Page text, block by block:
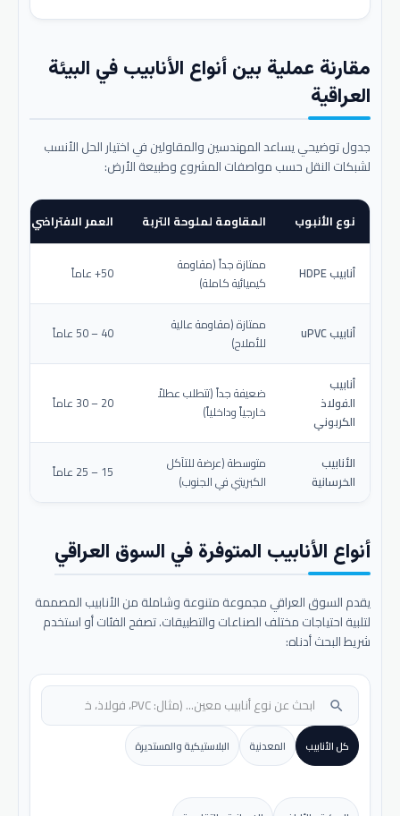
مقارنة عملية بين أنواع الأنابيب في البيئة
العراقية
جدول توضيحي يساعد المهندسين والمقاولين في اختيار الحل الأنسب
لشبكات النقل حسب مواصفات المشروع وطبيعة الأرض:
نوع الأنبوب المقاومة لملوحة التربة العمر الافتراضي
أنابيب HDPE
ممتازة جداً (مقاومة
كيميائية كاملة)
50+ عاماً
أنابيب uPVC
ممتازة (مقاومة عالية
للأملاح)
40 – 50 عاماً
أنابيب
الفولاذ
الكربوني
ضعيفة جداً (تتطلب عطلاً
خارجياً وداخلياً)
20 – 30 عاماً
الأنابيب
الخرسانية
متوسطة (عرضة للتآكل
الكبريتي في الجنوب)
15 – 25 عاماً
أنواع الأنابيب المتوفرة في السوق العراقي
يقدم السوق العراقي مجموعة متنوعة وشاملة من الأنابيب المصممة
لتلبية احتياجات مختلف الصناعات والتطبيقات. تصفح الفئات أو استخدم
شريط البحث أدناه:
search
كل الأنابيب المعدنية البلاستيكية والمستديرة